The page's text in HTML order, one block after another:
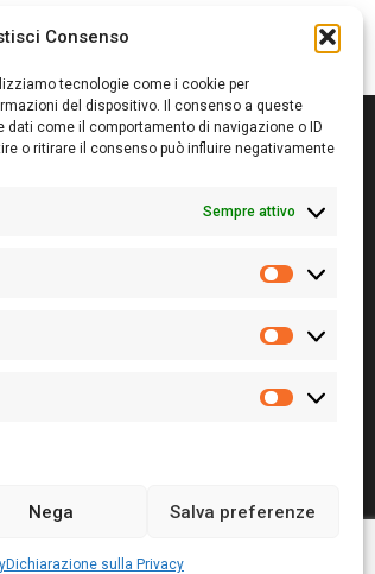
Consenso
tecnologie come i cookie per
del dispositivo. Il consenso a queste
come il comportamento di navigazione o ID
o ritirare il consenso può influire negativamente
Sempre attivo
Statistiche
Marketing
Nega Salva preferenze
Dichiarazione sulla Privacy
Ditta individuale